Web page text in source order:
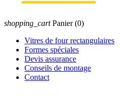
shopping_cart Panier (0)
Vitres de four rectangulaires
Formes spéciales
Devis assurance
Conseils de montage
Contact